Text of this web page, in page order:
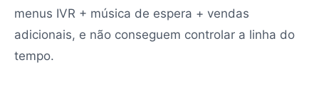
menus IVR + música de espera + vendas
adicionais, e não conseguem controlar a linha do
tempo.